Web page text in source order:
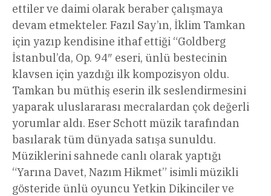
ettiler ve daimi olarak beraber çalışmaya
devam etmekteler. Fazıl Say’ın, İklim Tamkan
için yazıp kendisine ithaf ettiği “Goldberg
İstanbul’da, Op. 94″ eseri, ünlü bestecinin
klavsen için yazdığı ilk kompozisyon oldu.
Tamkan bu müthiş eserin ilk seslendirmesini
yaparak uluslararası mecralardan çok değerli
yorumlar aldı. Eser Schott müzik tarafından
basılarak tüm dünyada satışa sunuldu.
Müziklerini sahnede canlı olarak yaptığı
“Yarına Davet, Nazım Hikmet” isimli müzikli
gösteride ünlü oyuncu Yetkin Dikinciler ve